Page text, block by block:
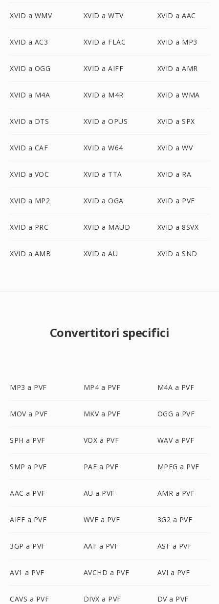
XVID a WMV XVID a WTV XVID a AAC
XVID a AC3 XVID a FLAC XVID a MP3
XVID a OGG XVID a AIFF XVID a AMR
XVID a M4A XVID a M4R XVID a WMA
XVID a DTS XVID a OPUS XVID a SPX
XVID a CAF XVID a W64 XVID a WV
XVID a VOC XVID a TTA XVID a RA
XVID a MP2 XVID a OGA XVID a PVF
XVID a PRC XVID a MAUD XVID a 8SVX
XVID a AMB XVID a AU XVID a SND
Convertitori specifici
MP3 a PVF MP4 a PVF M4A a PVF
MOV a PVF MKV a PVF OGG a PVF
SPH a PVF VOX a PVF WAV a PVF
SMP a PVF PAF a PVF MPEG a PVF
AAC a PVF AU a PVF AMR a PVF
AIFF a PVF WVE a PVF 3G2 a PVF
3GP a PVF AAF a PVF ASF a PVF
AV1 a PVF AVCHD a PVF AVI a PVF
CAVS a PVF DIVX a PVF DV a PVF